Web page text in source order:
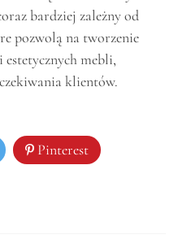
bardziej zależny od
pozwolą na tworzenie
mebli,
klientów.
Pinterest